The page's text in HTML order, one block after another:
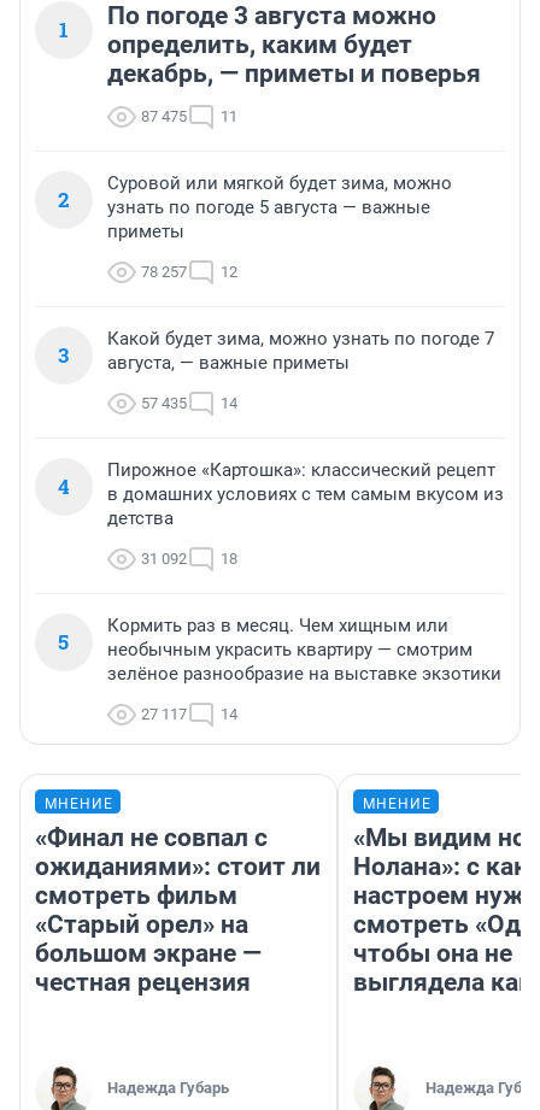
1
По погоде 3 августа можно
определить, каким будет
декабрь, — приметы и поверья
87 475 11
2
Суровой или мягкой будет зима, можно
узнать по погоде 5 августа — важные
приметы
78 257 12
3
Какой будет зима, можно узнать по погоде 7
августа, — важные приметы
57 435 14
4
Пирожное «Картошка»: классический рецепт
в домашних условиях с тем самым вкусом из
детства
31 092 18
5
Кормить раз в месяц. Чем хищным или
необычным украсить квартиру — смотрим
зелёное разнообразие на выставке экзотики
27 117 14
МНЕНИЕ
«Финал не совпал с
ожиданиями»: стоит ли
смотреть фильм
«Старый орел» на
большом экране —
честная рецензия
Надежда Губарь
МНЕНИЕ
«Мы видим
Нолана»: с
настроем
смотреть
чтобы она не
выглядела как
Надежда